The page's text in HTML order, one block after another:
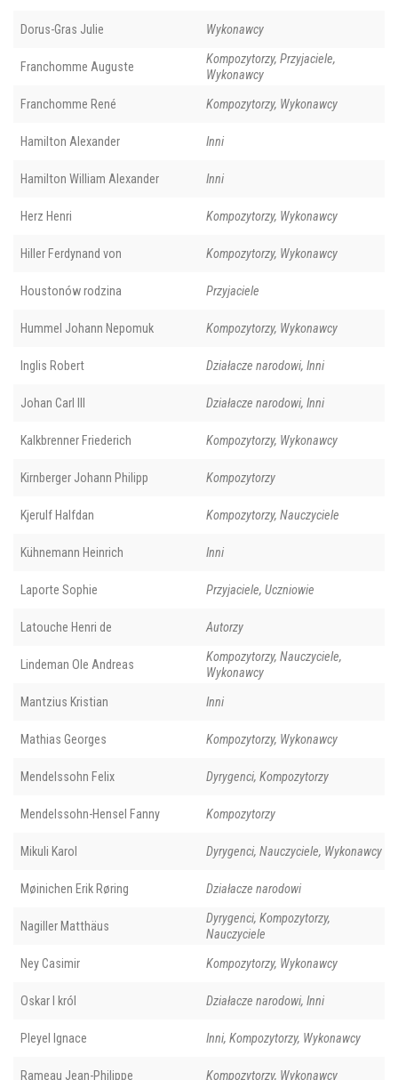
Dorus-Gras Julie Wykonawcy
Franchomme Auguste
Kompozytorzy, Przyjaciele,
Wykonawcy
Franchomme René Kompozytorzy, Wykonawcy
Hamilton Alexander Inni
Hamilton William Alexander Inni
Herz Henri Kompozytorzy, Wykonawcy
Hiller Ferdynand von Kompozytorzy, Wykonawcy
Houstonów rodzina Przyjaciele
Hummel Johann Nepomuk Kompozytorzy, Wykonawcy
Inglis Robert Działacze narodowi, Inni
Johan Carl III Działacze narodowi, Inni
Kalkbrenner Friederich Kompozytorzy, Wykonawcy
Kirnberger Johann Philipp Kompozytorzy
Kjerulf Halfdan Kompozytorzy, Nauczyciele
Kühnemann Heinrich Inni
Laporte Sophie Przyjaciele, Uczniowie
Latouche Henri de Autorzy
Lindeman Ole Andreas
Kompozytorzy, Nauczyciele,
Wykonawcy
Mantzius Kristian Inni
Mathias Georges Kompozytorzy, Wykonawcy
Mendelssohn Felix Dyrygenci, Kompozytorzy
Mendelssohn-Hensel Fanny Kompozytorzy
Mikuli Karol Dyrygenci, Nauczyciele, Wykonawcy
Møinichen Erik Røring Działacze narodowi
Nagiller Matthäus
Dyrygenci, Kompozytorzy,
Nauczyciele
Ney Casimir Kompozytorzy, Wykonawcy
Oskar I król Działacze narodowi, Inni
Pleyel Ignace Inni, Kompozytorzy, Wykonawcy
Rameau Jean-Philippe Kompozytorzy, Wykonawcy